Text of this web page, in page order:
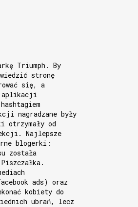
Triumph. By
stronę
się, a
aplikacji
nagradzane były
od
Najlepsze
blogerki:
została
ads) oraz
kobiety do
ubrań, lecz